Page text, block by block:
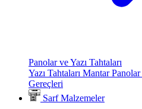
Panolar ve Yazı Tahtaları
Yazı Tahtaları Mantar Panolar
Gereçleri
Sarf Malzemeler